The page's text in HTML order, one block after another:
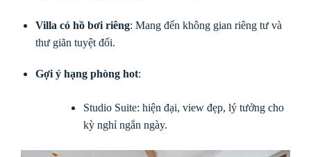
Villa có hồ bơi riêng: Mang đến không gian riêng tư và
thư giãn tuyệt đối.
Gợi ý hạng phòng hot:
Studio Suite: hiện đại, view đẹp, lý tưởng cho
kỳ nghỉ ngắn ngày.